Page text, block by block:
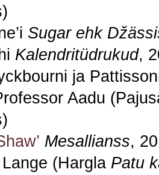
Sugar ehk Džä
Kalendritüdrukud,
ja
Aadu
Mesallianss,
(Hargla Patu